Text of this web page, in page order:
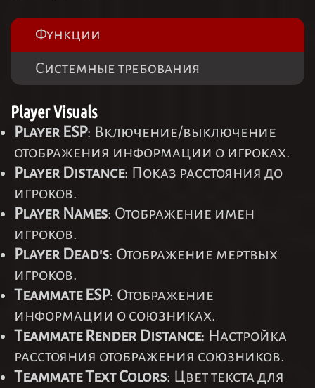
Функции
Системные требования
Player Visuals
Player ESP: Включение/выключение
отображения информации о игроках.
Player Distance: Показ расстояния до
игроков.
Player Names: Отображение имен
игроков.
Player Dead's: Отображение мертвых
игроков.
Teammate ESP: Отображение
информации о союзниках.
Teammate Render Distance: Настройка
расстояния отображения союзников.
Teammate Text Colors: Цвет текста для